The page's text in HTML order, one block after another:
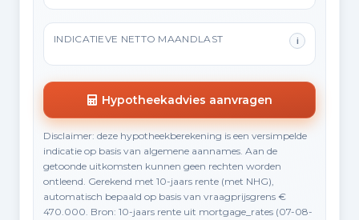
INDICATIEVE NETTO MAANDLAST i
Hypotheekadvies aanvragen
Disclaimer: deze hypotheekberekening is een versimpelde
indicatie op basis van algemene aannames. Aan de
getoonde uitkomsten kunnen geen rechten worden
ontleend. Gerekend met 10-jaars rente (met NHG),
automatisch bepaald op basis van vraagprijsgrens €
470.000. Bron: 10-jaars rente uit mortgage_rates (07-08-